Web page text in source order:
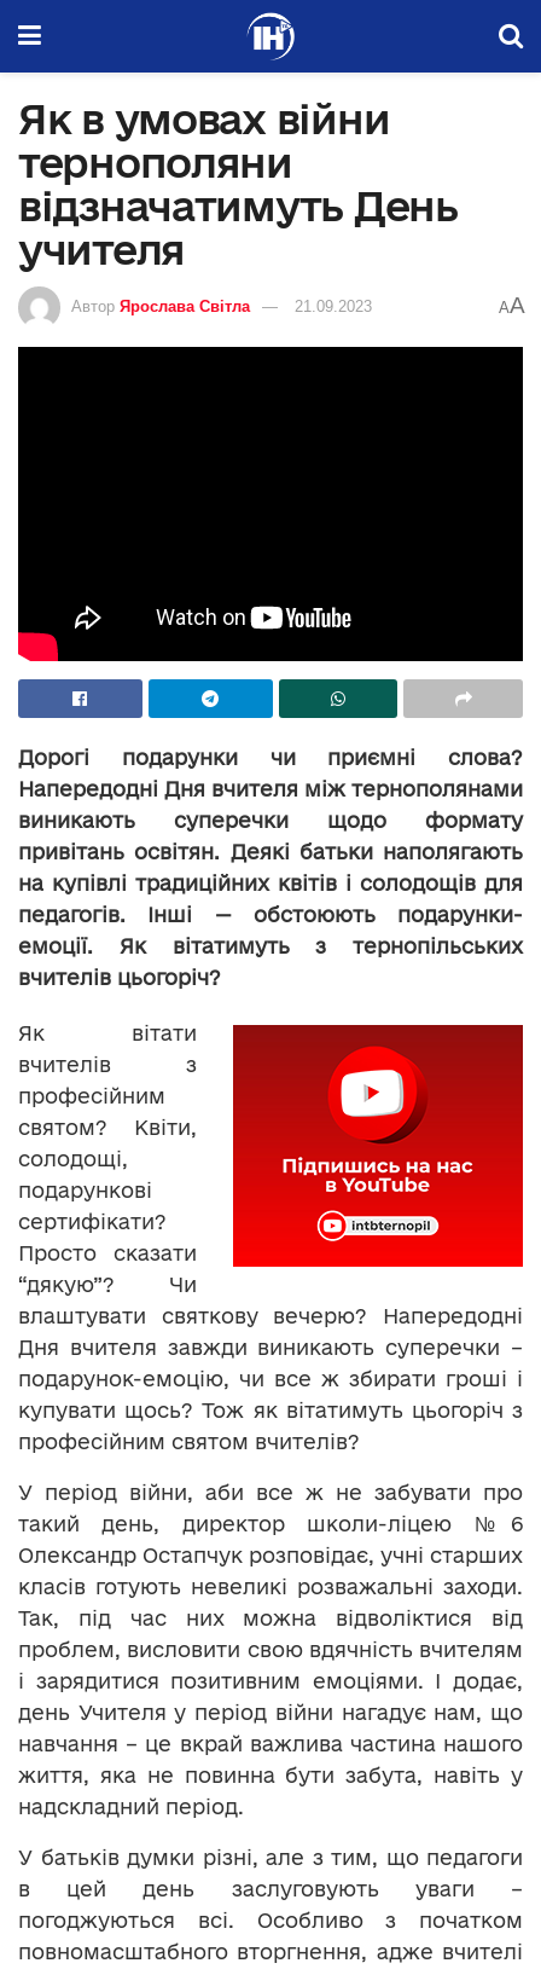
Як в умовах війни
тернополяни
відзначатимуть День
учителя
Автор Ярослава Світла 21.09.2023 AA
Дорогі подарунки чи приємні слова?
Напередодні Дня вчителя між тернополянами
виникають суперечки щодо формату
привітань освітян. Деякі батьки наполягають
на купівлі традиційних квітів і солодощів для
педагогів. Інші — обстоюють подарунки-
емоції. Як вітатимуть з тернопільських
вчителів цьогоріч?
Як вітати
вчителів з
професійним
святом? Квіти,
солодощі,
подарункові
сертифікати?
Просто сказати
“дякую”? Чи
влаштувати святкову вечерю? Напередодні
Дня вчителя завжди виникають суперечки –
подарунок-емоцію, чи все ж збирати гроші і
купувати щось? Тож як вітатимуть цьогоріч з
професійним святом вчителів?
У період війни, аби все ж не забувати про
такий день, директор школи-ліцею №6
Олександр Остапчук розповідає, учні старших
класів готують невеликі розважальні заходи.
Так, під час них можна відволіктися від
проблем, висловити свою вдячність вчителям
і зарядитися позитивним емоціями. І додає,
день Учителя у період війни нагадує нам, що
навчання – це вкрай важлива частина нашого
життя, яка не повинна бути забута, навіть у
надскладний період.
У батьків думки різні, але з тим, що педагоги
в цей день заслуговують уваги –
погоджуються всі. Особливо з початком
повномасштабного вторгнення, адже вчителі